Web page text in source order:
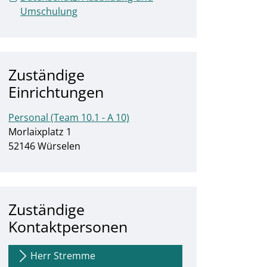
Umschulung
Zuständige
Einrichtungen
Personal (Team 10.1 - A 10)
Straße:
Morlaixplatz Hausnummer:
1
PLZ:
52146Ort:
Würselen
Zuständige
Kontaktpersonen
Herr Stremme